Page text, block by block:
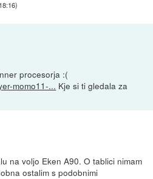
)
procesorja :(
momo11-... Kje si ti gledala za
na voljo Eken A90. O tablici nimam
ostalim s podobnimi